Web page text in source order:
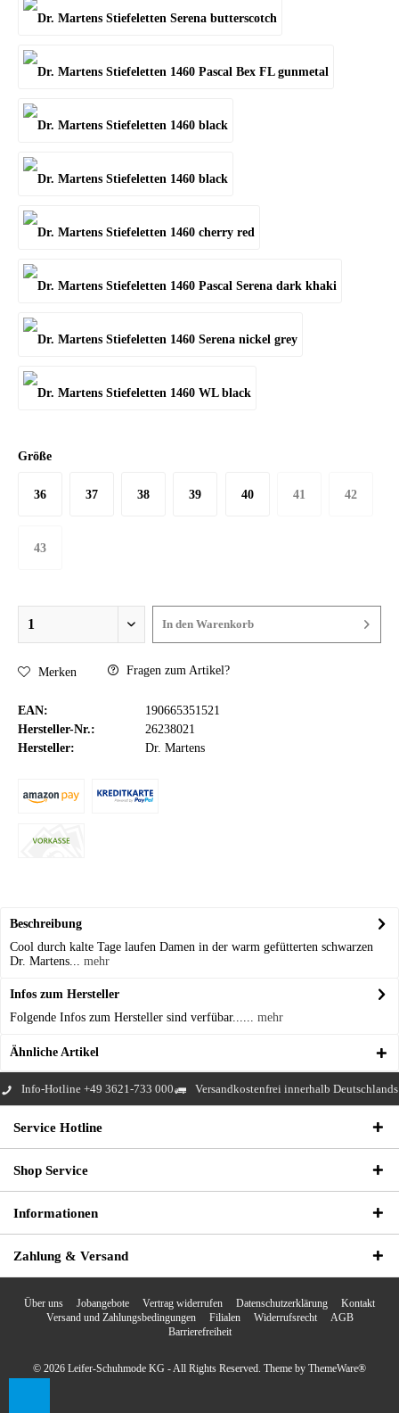
Größe
36 37 38 39 40 41 42
43
In den Warenkorb
Merken Fragen zum Artikel?
EAN:
190665351521
Hersteller-Nr.:
26238021
Hersteller:
Dr. Martens
Beschreibung
Cool durch kalte Tage laufen Damen in der warm gefütterten schwarzen
Dr. Martens... mehr
Infos zum Hersteller
Folgende Infos zum Hersteller sind verfübar...... mehr
Ähnliche Artikel
Info-Hotline +49 3621-733 000 Versandkostenfrei innerhalb Deutschlands
Service Hotline
Shop Service
Informationen
Zahlung & Versand
Über uns Jobangebote Vertrag widerrufen Datenschutzerklärung
Kontakt
Versand und Zahlungsbedingungen
Filialen Widerrufsrecht
AGB
Barrierefreiheit
© 2026 Leifer-Schuhmode KG - All Rights Reserved. Theme by ThemeWare®